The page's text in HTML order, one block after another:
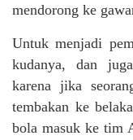
mendorong ke
Untuk menjadi
kudanya, dan
karena jika
tembakan ke
bola masuk ke tim